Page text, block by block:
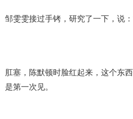
邹雯雯接过手铐，研究了一下，说
肛塞，陈默顿时脸红起来，这个东
是第一次见。